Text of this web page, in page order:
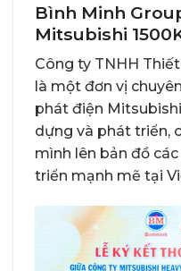
Bình Minh
Mitsubishi
Công ty TNHH
là một đơn vị
phát điện
dựng và phát triển,
mình lên bản đồ
triển mạnh mẽ tại